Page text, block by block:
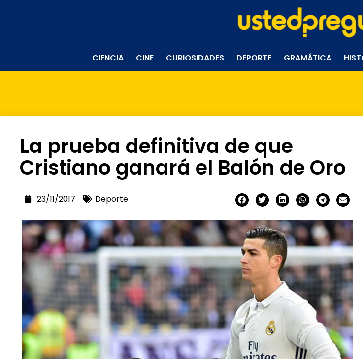
CIENCIA CINE CURIOSIDADES DEPORTE GRAMÁTICA
La prueba definitiva de que
Cristiano ganará el Balón de Oro
23/11/2017 Deporte